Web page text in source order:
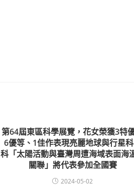
第64屆東區科學展覽，花女榮獲3特
6優等、1佳作表現亮麗地球與行星
科「太陽活動與臺灣周遭海域表面海
關聯」將代表參加全國賽
2024-05-02